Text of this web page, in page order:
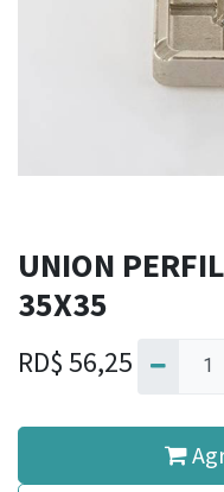
UNION
35X35
RD$ 56,25